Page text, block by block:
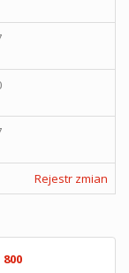
Rejestr zmian